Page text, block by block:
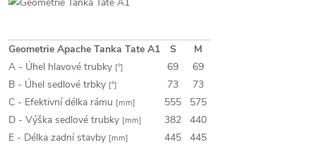
Geometrie Apache Tanka Tate A1 S
M
A - Úhel hlavové trubky [°] 69
69
B - Úhel sedlové trbky [°] 73
73
C - Efektivní délka rámu [mm] 555
575
D - Výška sedlové trubky [mm] 382
440
E - Délka zadní stavby [mm] 445
445